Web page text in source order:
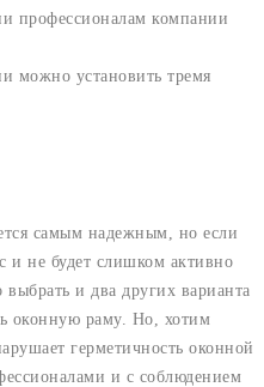
профессионалам компании
можно установить тремя
самым надежным, но если
и не будет слишком активно
и два других варианта
оконную раму. Но, хотим
герметичность оконной
и с соблюдением